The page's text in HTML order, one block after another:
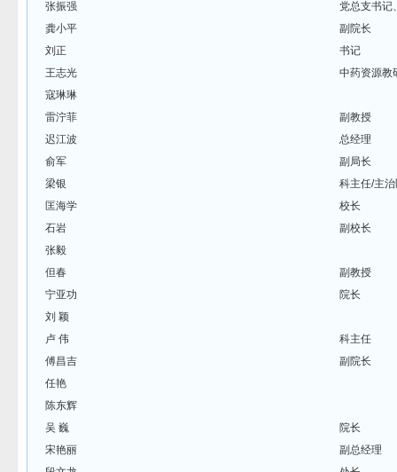
张振强
党总支书记
龚小平
副院长
刘正
书记
王志光
中药资源教
寇琳琳
雷泞菲
副教授
迟江波
总经理
俞军
副局长
梁银
科主任/主
匡海学
校长
石岩
副校长
张毅
但春
副教授
宁亚功
院长
刘 颖
卢 伟
科主任
傅昌吉
副院长
任艳
陈东辉
吴 巍
院长
宋艳丽
副总经理